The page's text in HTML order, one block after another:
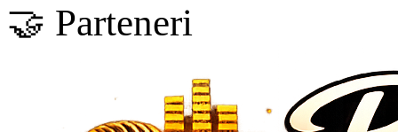
🤝 Parteneri